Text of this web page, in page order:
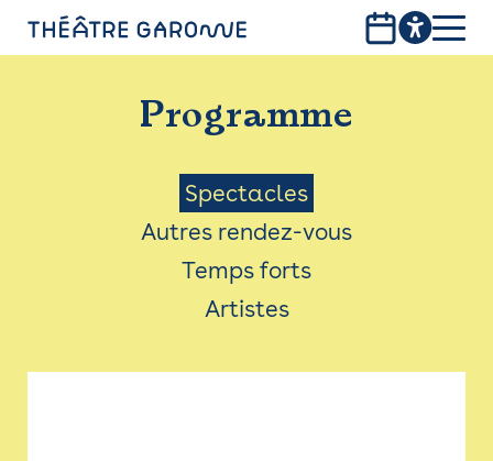
PROGRAMME
INFOS PRATIQUES
AVEC LES PUBLICS
ACCESSIBILITÉ
LES PRODUCTIONS
Programme
Menu
Saison
Spectacles
Autres rendez-vous
Temps forts
Artistes